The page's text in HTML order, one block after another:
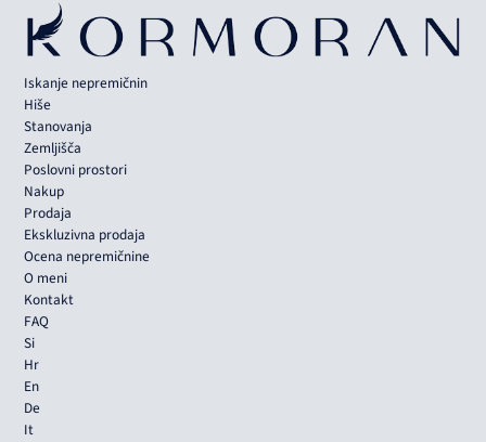
Iskanje nepremičnin
Hiše
Stanovanja
Zemljišča
Poslovni prostori
Nakup
Prodaja
Ekskluzivna prodaja
Ocena nepremičnine
O meni
Kontakt
FAQ
Si
Hr
En
De
It